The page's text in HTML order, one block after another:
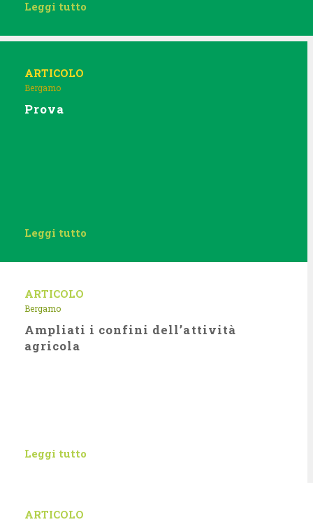
Leggi tutto
ARTICOLO
Bergamo
Prova
Leggi tutto
ARTICOLO
Bergamo
Ampliati i confini dell’attività
agricola
Leggi tutto
ARTICOLO